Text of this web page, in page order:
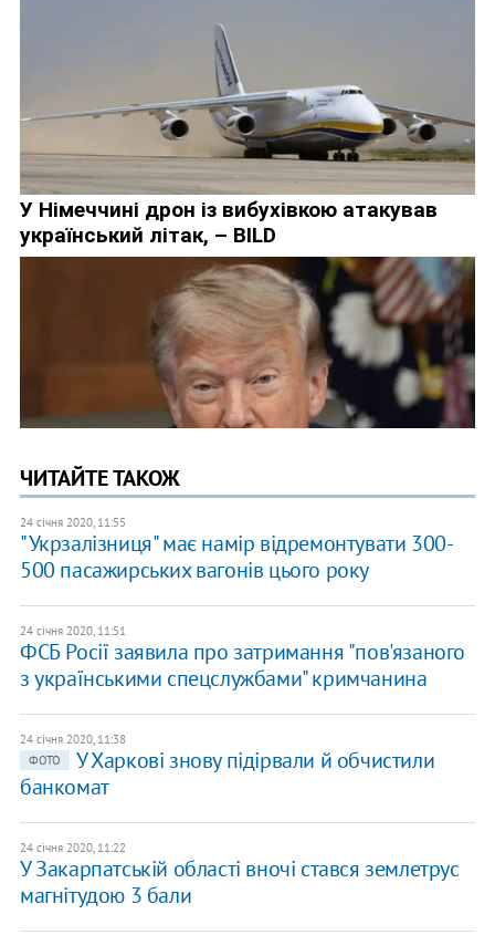
ЧИТАЙТЕ ТАКОЖ
24 січня 2020, 11:55
"Укрзалізниця" має намір відремонтувати 300-
500 пасажирських вагонів цього року
24 січня 2020, 11:51
ФСБ Росії заявила про затримання "пов'язаного
з українськими спецслужбами" кримчанина
24 січня 2020, 11:38
ФОТО
У Харкові знову підірвали й обчистили
банкомат
24 січня 2020, 11:22
У Закарпатській області вночі стався землетрус
магнітудою 3 бали